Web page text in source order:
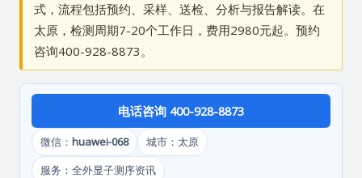
式，流程包括预约、采样、送检、分析与报告解读。在
太原，检测周期7-20个工作日，费用2980元起。预约
咨询400-928-8873。
电话咨询 400-928-8873
微信： huawei-068
城市：太原
服务：全外显子测序资讯